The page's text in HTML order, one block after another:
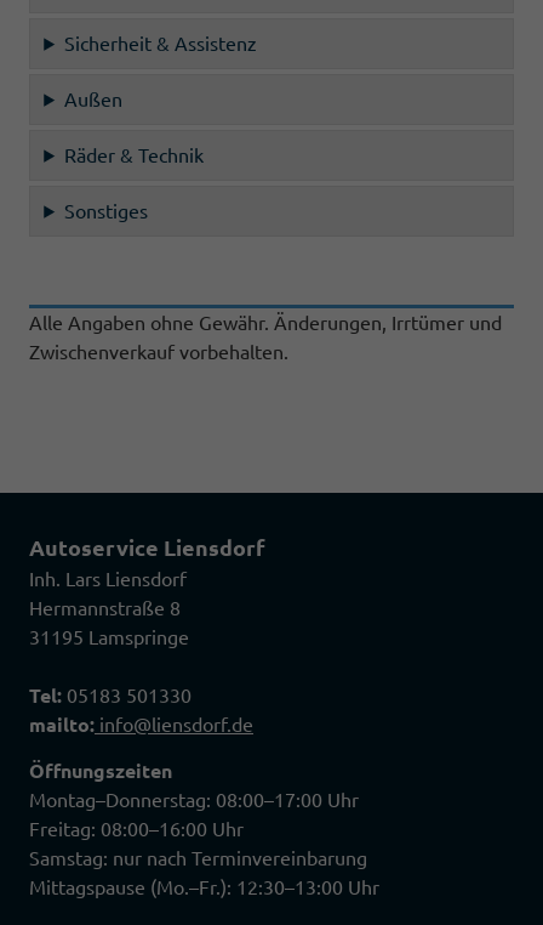
Sicherheit & Assistenz
Außen
Räder & Technik
Sonstiges
Alle Angaben ohne Gewähr. Änderungen, Irrtümer und
Zwischenverkauf vorbehalten.
Autoservice Liensdorf
Inh. Lars Liensdorf
Hermannstraße 8
31195 Lamspringe
Tel: 05183 501330
mailto: info@liensdorf.de
Öffnungszeiten
Montag–Donnerstag: 08:00–17:00 Uhr
Freitag: 08:00–16:00 Uhr
Samstag: nur nach Terminvereinbarung
Mittagspause (Mo.–Fr.): 12:30–13:00 Uhr